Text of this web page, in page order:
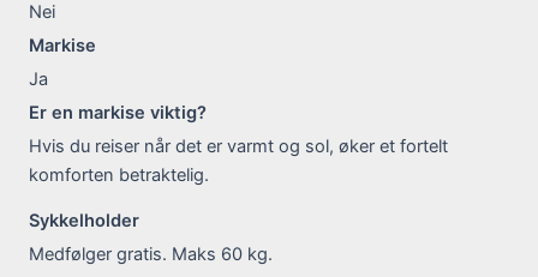
Nei
Markise
Ja
Er en markise viktig?
Hvis du reiser når det er varmt og sol, øker et fortelt
komforten betraktelig.
Sykkelholder
Medfølger gratis. Maks 60 kg.